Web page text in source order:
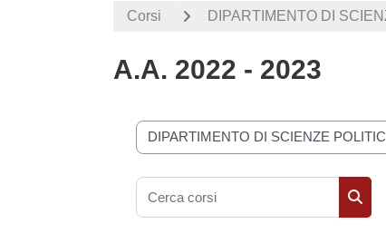
Corsi DIPARTIMENTO DI
A.A. 2022 - 2023
Categorie di corso
Cerca corsi